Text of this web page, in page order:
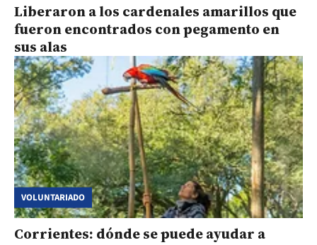
Liberaron a los cardenales amarillos que
fueron encontrados con pegamento en
sus alas
VOLUNTARIADO
Corrientes: dónde se puede ayudar a